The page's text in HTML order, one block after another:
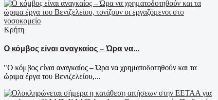
Κρήτη
Ο κόμβος είναι αναγκαίος – Ώρα να...
"Ο κόμβος είναι αναγκαίος – Ώρα να χρηματοδοτηθούν και τα
ώριμα έργα του Βενιζελείου,...